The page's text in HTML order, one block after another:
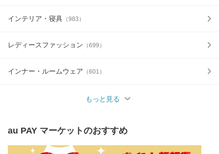
インテリア・寝具 （983 ）
レディースファッション （699 ）
インナー・ルームウェア （601 ）
もっと見る
au PAY マーケットのおすすめ